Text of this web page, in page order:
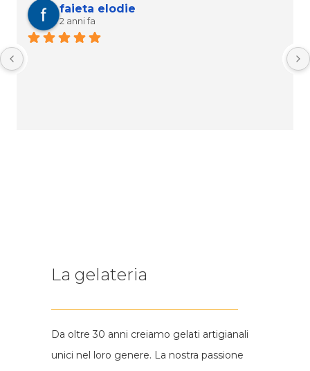
faieta elodie
2 anni fa
La gelateria
Da oltre 30 anni creiamo gelati artigianali
unici nel loro genere. La nostra passione